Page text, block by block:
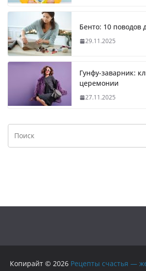
Бенто: 10 поводов
29.11.2025
Гунфу-заварник:
церемонии
27.11.2025
Копирайт © 2026 Рецепты счастья —